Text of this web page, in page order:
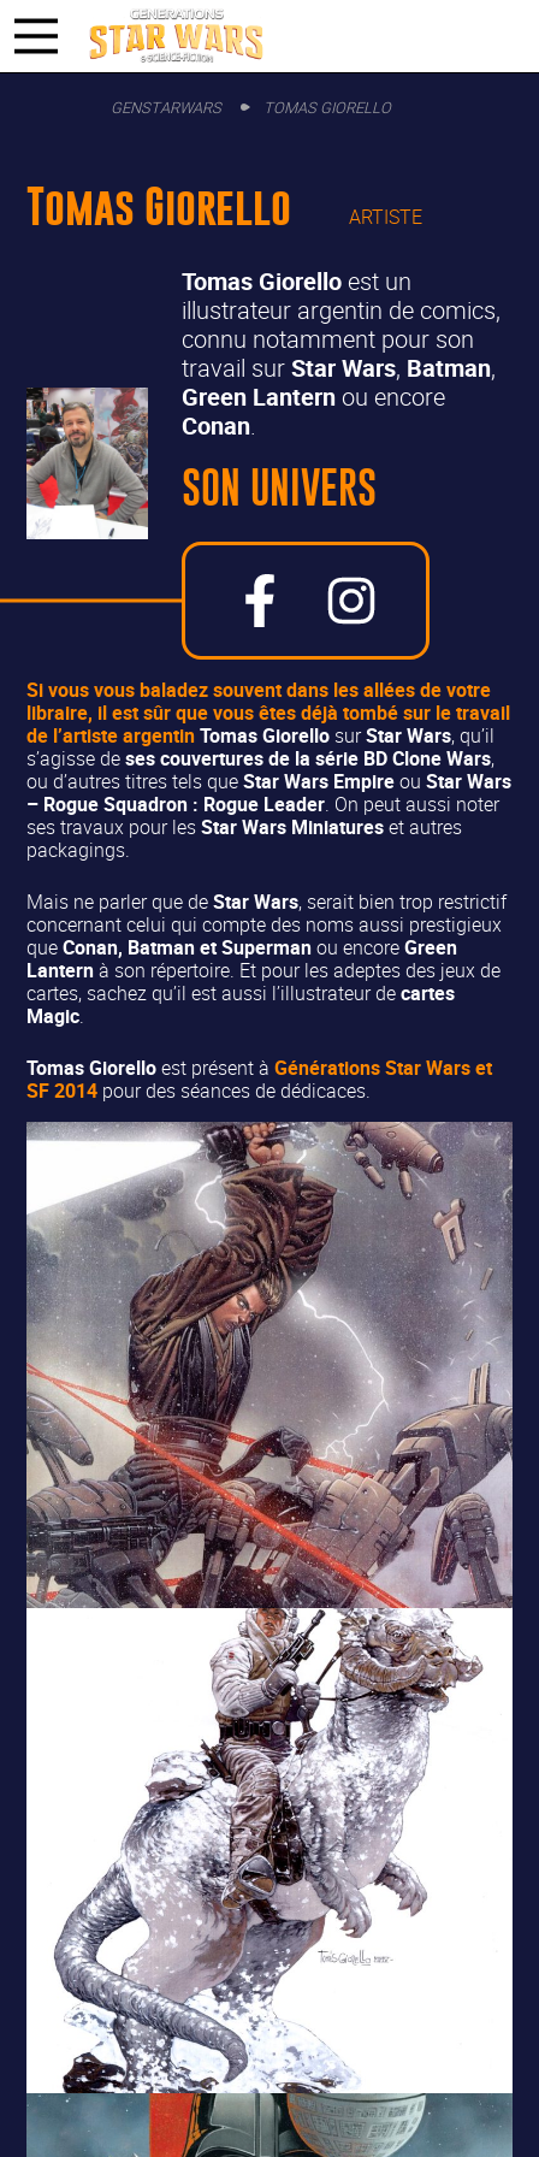
GENSTARWARS TOMAS GIORELLO
Tomas Giorello ARTISTE
Tomas Giorelloest un
illustrateur argentin de comics,
connu notamment pour son
travail surStar Wars, Batman,
Green Lanternou encore
Conan.
SON UNIVERS
Si vous vous baladez souvent dans les allées de votre
libraire, il est sûr que vous êtes déjà tombé sur le travail
de l’artiste argentin Tomas Giorello surStar Wars, qu’il
s’agisse deses couvertures de la série BD Clone Wars,
ou d’autres titres tels queStar Wars Empireou Star Wars
– Rogue Squadron : Rogue Leader. On peut aussi noter
ses travaux pour lesStar Wars Miniatureset autres
packagings.
Mais ne parler que deStar Wars, serait bien trop restrictif
concernant celui qui compte des noms aussi prestigieux
queConan, Batman et Supermanou encoreGreen
Lanternà son répertoire. Et pour les adeptes des jeux de
cartes, sachez qu’il est aussi l’illustrateur decartes
Magic.
Tomas Giorelloest présent àGénérations Star Wars et
SF 2014 pour des séances de dédicaces.